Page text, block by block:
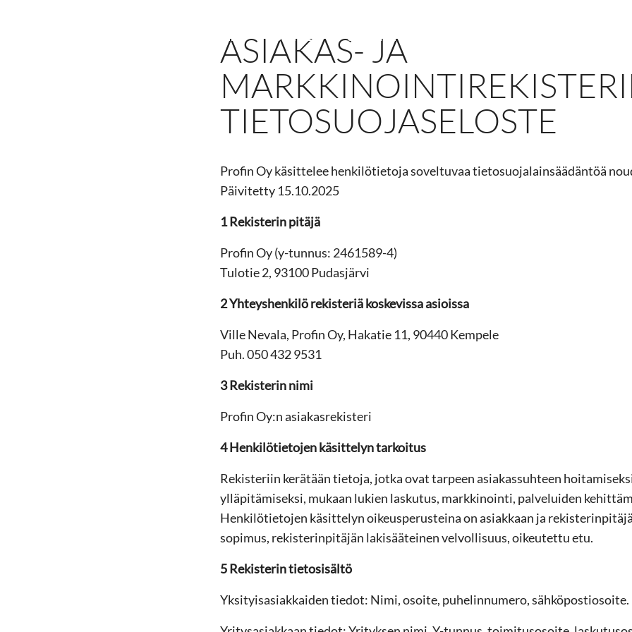
MIKSI PROFIN? TUOTTEET SUUNNITTELIJOILLE
ASIAKAS- JA
TIETOSUOJASELOSTE
Profin Oy käsittelee henkilötietoja soveltuvaa tietosuojalainsäädäntöä
Päivitetty 15.10.2025
1 Rekisterin pitäjä
Profin Oy (y-tunnus: 2461589-4)
Tulotie 2, 93100 Pudasjärvi
2 Yhteyshenkilö rekisteriä koskevissa asioissa
Ville Nevala, Profin Oy, Hakatie 11, 90440 Kempele
Puh. 050 432 9531
3 Rekisterin nimi
Profin Oy:n asiakasrekisteri
4 Henkilötietojen käsittelyn tarkoitus
Rekisteriin kerätään tietoja, jotka ovat tarpeen asiakassuhteen
ylläpitämiseksi, mukaan lukien laskutus, markkinointi, palveluiden
Henkilötietojen käsittelyn oikeusperusteina on asiakkaan ja
sopimus, rekisterinpitäjän lakisääteinen velvollisuus, oikeutettu etu.
5 Rekisterin tietosisältö
Yksityisasiakkaiden tiedot: Nimi, osoite, puhelinnumero, sähköpostiosoite.